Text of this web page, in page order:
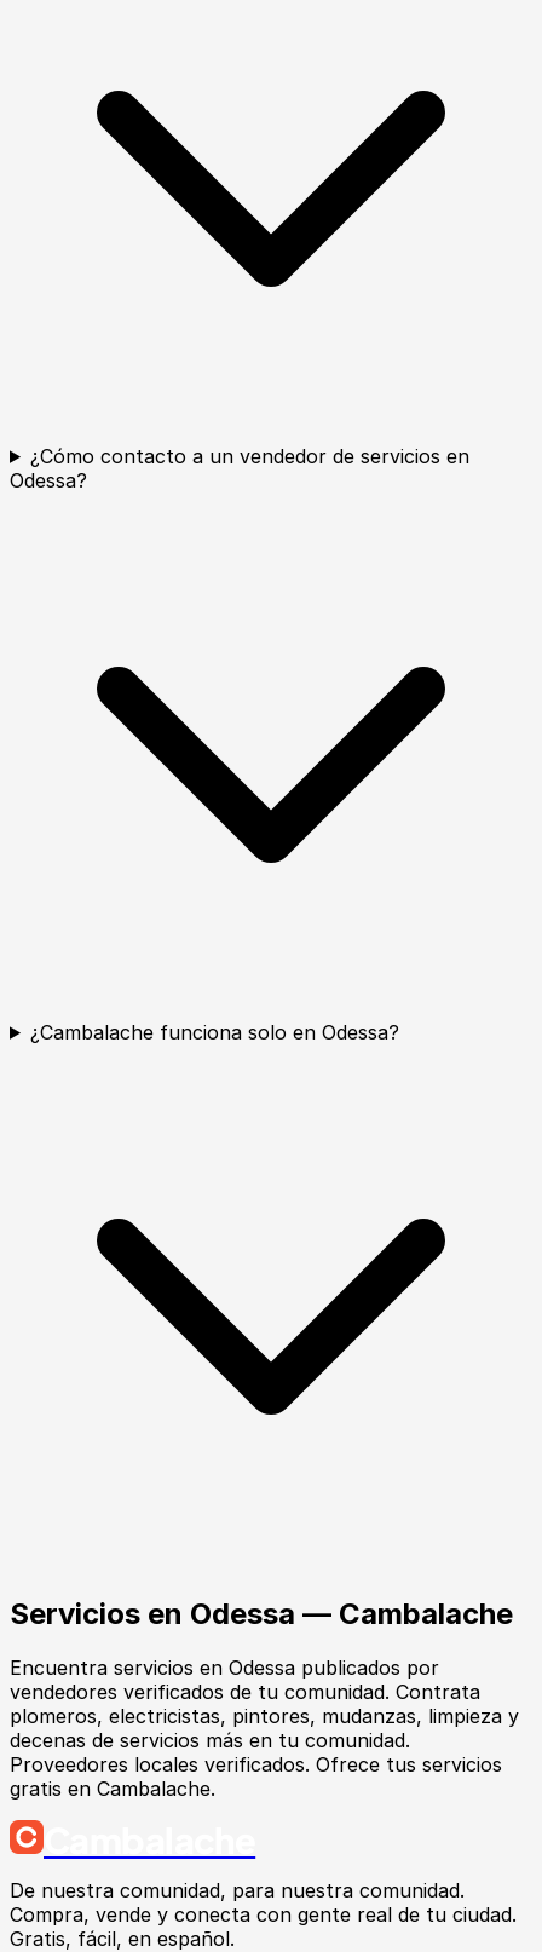
¿Cómo contacto a un vendedor de servicios en
Odessa?
¿Cambalache funciona solo en Odessa?
Servicios en Odessa — Cambalache
Encuentra servicios en Odessa publicados por
vendedores verificados de tu comunidad. Contrata
plomeros, electricistas, pintores, mudanzas, limpieza y
decenas de servicios más en tu comunidad.
Proveedores locales verificados. Ofrece tus servicios
gratis en Cambalache.
De nuestra comunidad, para nuestra comunidad.
Compra, vende y conecta con gente real de tu ciudad.
Gratis, fácil, en español.